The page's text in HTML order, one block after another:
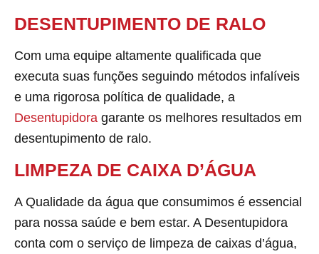
DESENTUPIMENTO DE RALO
Com uma equipe altamente qualificada que
executa suas funções seguindo métodos infalíveis
e uma rigorosa política de qualidade, a
Desentupidora garante os melhores resultados em
desentupimento de ralo.
LIMPEZA DE CAIXA D’ÁGUA
A Qualidade da água que consumimos é essencial
para nossa saúde e bem estar. A Desentupidora
conta com o serviço de limpeza de caixas d’água,